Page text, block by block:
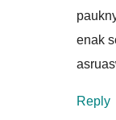
enak
Reply